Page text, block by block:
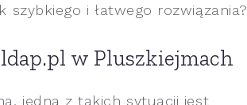
i łatwego rozwiązania?
w Pluszkiejmach
jedna z takich sytuacji jest